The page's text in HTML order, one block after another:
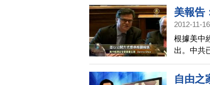
干預和兩
美報告
2012-11-
根據美中
出。中共
能在未來
自由之